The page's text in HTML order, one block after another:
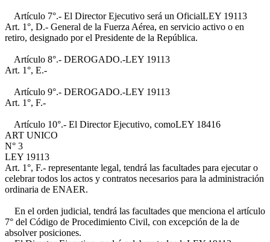
Artículo 7°.- El Director Ejecutivo será un OficialLEY 19113
Art. 1°, D.- General de la Fuerza Aérea, en servicio activo o en
retiro, designado por el Presidente de la República.
Artículo 8°.- DEROGADO.-LEY 19113
Art. 1°, E.-
Artículo 9°.- DEROGADO.-LEY 19113
Art. 1°, F.-
Artículo 10°.- El Director Ejecutivo, comoLEY 18416
ART UNICO
N° 3
LEY 19113
Art. 1°, F.- representante legal, tendrá las facultades para ejecutar o
celebrar todos los actos y contratos necesarios para la administración
ordinaria de ENAER.
En el orden judicial, tendrá las facultades que menciona el artículo
7° del Código de Procedimiento Civil, con excepción de la de
absolver posiciones.